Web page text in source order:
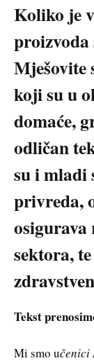
Koliko je
proizvoda
Mješovite
koji su u
domaće,
odličan
su i mladi
privreda,
osigurava
sektora,
Tekst
Mi smo učenici